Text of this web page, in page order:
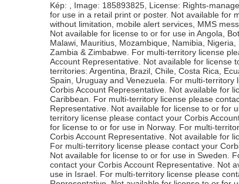
Kép: , Image: 185893825, License: Rights-
for use in a retail print or poster. Not available for
without limitation, mobile alert services, MMS
Not available for license to or for use in Angola,
Malawi, Mauritius, Mozambique, Namibia, Nigeria,
Zambia & Zimbabwe. For multi-territory license
Account Representative. Not available for license
territories: Argentina, Brazil, Chile, Costa Rica,
Spain, Uruguay and Venezuela. For multi-territory
Corbis Account Representative. Not available for
Caribbean. For multi-territory license please
Representative. Not available for license to or for
territory license please contact your Corbis
for license to or for use in Norway. For multi-
Corbis Account Representative. Not available for
For multi-territory license please contact your
Not available for license to or for use in Sweden.
contact your Corbis Account Representative. Not
use in Israel. For multi-territory license please